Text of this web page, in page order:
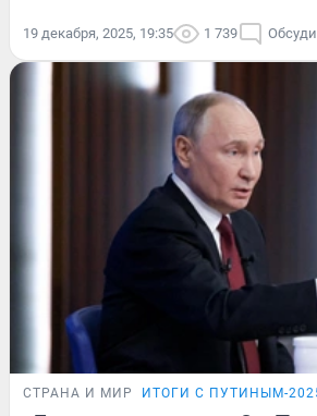
19 декабря, 2025, 19:35 1 739
СТРАНА И МИР ИТОГИ С ПУТИНЫМ-